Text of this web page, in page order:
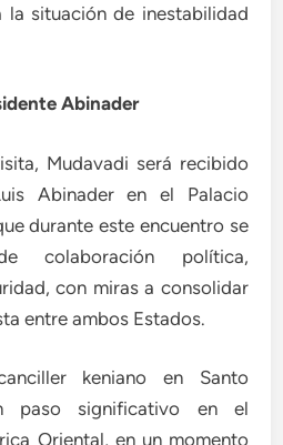
la situación de inestabilidad
Abinader
Mudavadi será recibido
Abinader en el Palacio
durante este encuentro se
colaboración política,
con miras a consolidar
entre ambos Estados.
keniano en Santo
paso significativo en el
Oriental, en un momento